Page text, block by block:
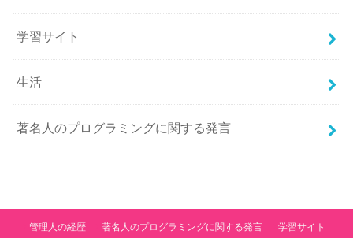
学習サイト
生活
著名人のプログラミングに関する発言
管理人の経歴 著名人のプログラミングに関する発言 学習サイト